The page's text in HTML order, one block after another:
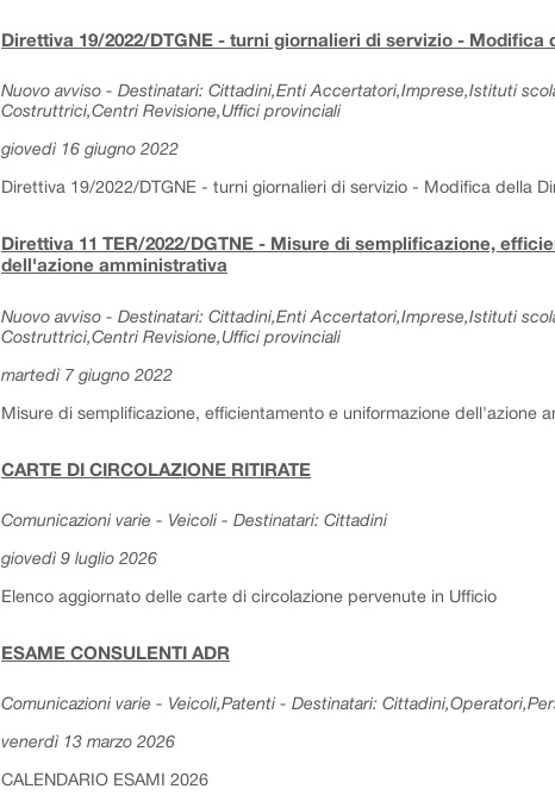
Direttiva 19/2022/DTGNE - turni giornalieri di servizio - Modifica
Nuovo avviso - Destinatari: Cittadini,Enti Accertatori,Imprese,Istituti
Costruttrici,Centri Revisione,Uffici provinciali
giovedì 16 giugno 2022
Direttiva 19/2022/DTGNE - turni giornalieri di servizio - Modifica della
Direttiva 11 TER/2022/DGTNE - Misure di semplificazione,
dell'azione amministrativa
Nuovo avviso - Destinatari: Cittadini,Enti Accertatori,Imprese,Istituti
Costruttrici,Centri Revisione,Uffici provinciali
martedì 7 giugno 2022
Misure di semplificazione, efficientamento e uniformazione dell'azione
CARTE DI CIRCOLAZIONE RITIRATE
Comunicazioni varie - Veicoli - Destinatari: Cittadini
giovedì 9 luglio 2026
Elenco aggiornato delle carte di circolazione pervenute in Ufficio
ESAME CONSULENTI ADR
Comunicazioni varie - Veicoli,Patenti - Destinatari:
venerdì 13 marzo 2026
CALENDARIO ESAMI 2026